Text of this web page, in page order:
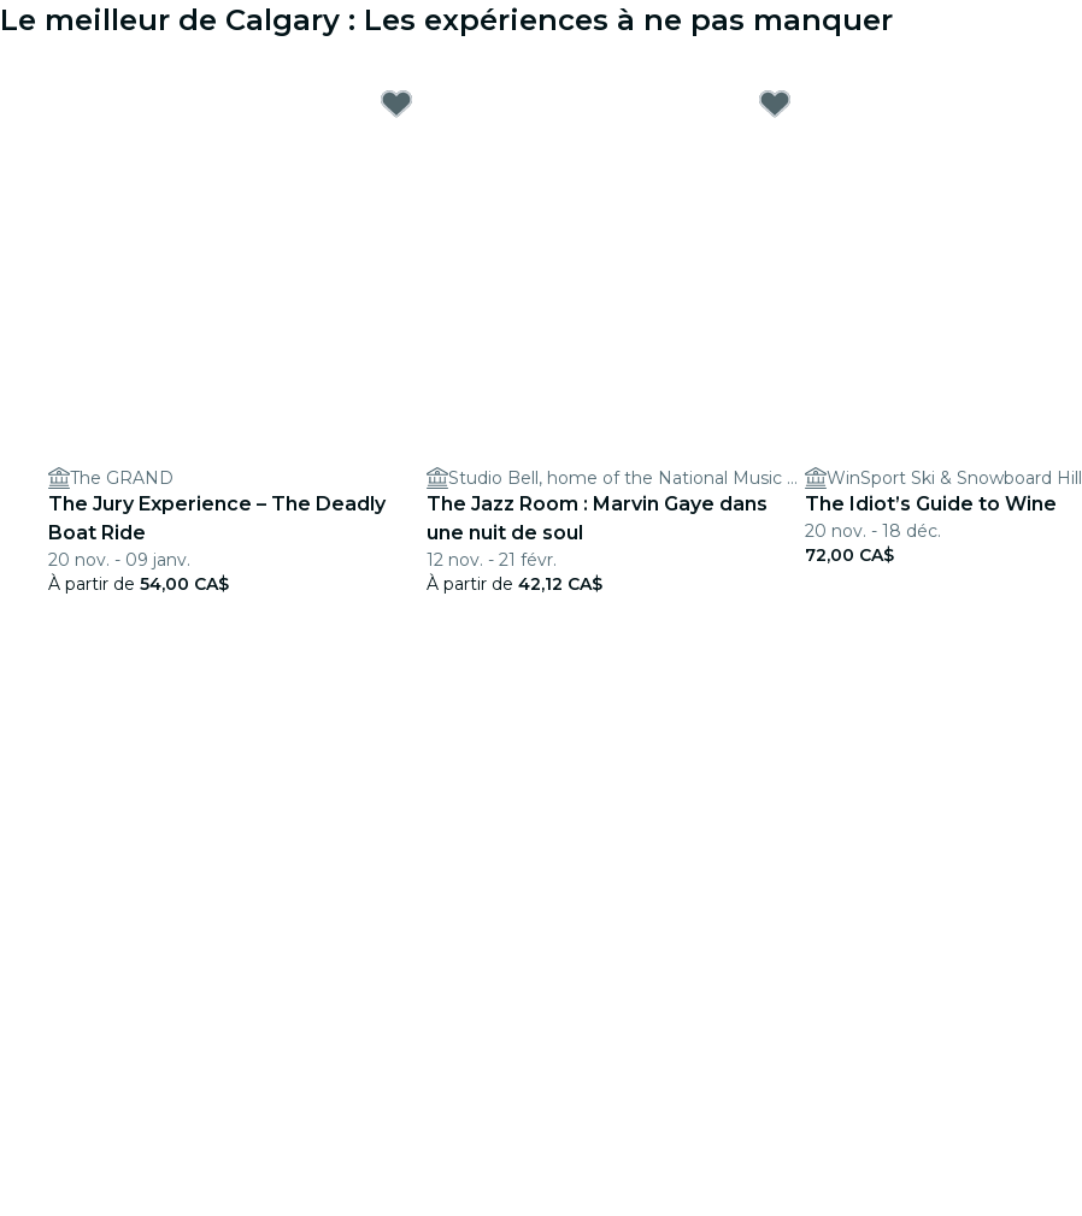
Le meilleur de Calgary : Les expériences à ne pas manquer
The GRAND
The Jury Experience – The Deadly
Boat Ride
20 nov. - 09 janv.
À partir de 54,00 CA$
Studio Bell, home of the National Music Centre
The Jazz Room : Marvin Gaye dans
une nuit de soul
12 nov. - 21 févr.
À partir de 42,12 CA$
WinSport Ski & Snowboard Hill
The Idiot’s Guide to Wine
20 nov. - 18 déc.
72,00 CA$